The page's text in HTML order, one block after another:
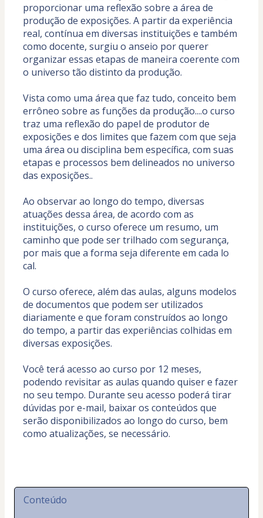
proporcionar uma reflexão sobre a área de
produção de exposições. A partir da experiência
real, contínua em diversas instituições e também
como docente, surgiu o anseio por querer
organizar essas etapas de maneira coerente com
o universo tão distinto da produção.
Vista como uma área que faz tudo, conceito bem
errôneo sobre as funções da produção....o curso
traz uma reflexão do papel de produtor de
exposições e dos limites que fazem com que seja
uma área ou disciplina bem específica, com suas
etapas e processos bem delineados no universo
das exposições..
Ao observar ao longo do tempo, diversas
atuações dessa área, de acordo com as
instituições, o curso oferece um resumo, um
caminho que pode ser trilhado com segurança,
por mais que a forma seja diferente em cada lo
cal.
O curso oferece, além das aulas, alguns modelos
de documentos que podem ser utilizados
diariamente e que foram construídos ao longo
do tempo, a partir das experiências colhidas em
diversas exposições.
Você terá acesso ao curso por 12 meses,
podendo revisitar as aulas quando quiser e fazer
no seu tempo. Durante seu acesso poderá tirar
dúvidas por e-mail, baixar os conteúdos que
serão disponibilizados ao longo do curso, bem
como atualizações, se necessário.
Conteúdo